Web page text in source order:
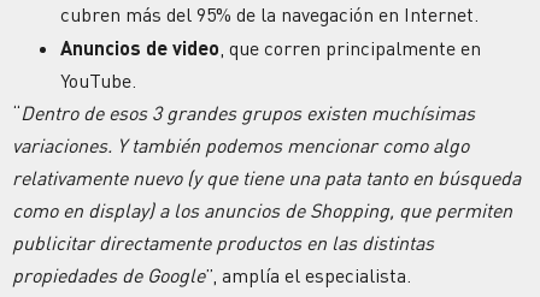
cubren más del 95% de la navegación en Internet.
Anuncios de video , que corren principalmente en
YouTube.
“Dentro de esos 3 grandes grupos existen muchísimas
variaciones. Y también podemos mencionar como algo
relativamente nuevo (y que tiene una pata tanto en búsqueda
como en display) a los anuncios de Shopping, que permiten
publicitar directamente productos en las distintas
propiedades de Google”, amplía el especialista.